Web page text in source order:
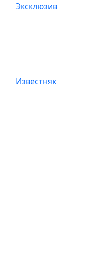
Эксклюзив
Известняк